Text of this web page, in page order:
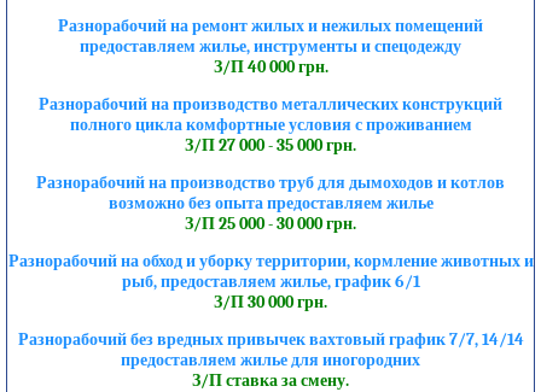
Разнорабочий на ремонт жилых и нежилых помещений
предоставляем жилье, инструменты и спецодежду
З/П 40 000 грн.
Разнорабочий на производство металлических конструкций
полного цикла комфортные условия с проживанием
З/П 27 000 - 35 000 грн.
Разнорабочий на производство труб для дымоходов и котлов
возможно без опыта предоставляем жилье
З/П 25 000 - 30 000 грн.
Разнорабочий на обход и уборку территории, кормление животных и
рыб, предоставляем жилье, график 6/1
З/П 30 000 грн.
Разнорабочий без вредных привычек вахтовый график 7/7, 14/14
предоставляем жилье для иногородних
З/П ставка за смену.